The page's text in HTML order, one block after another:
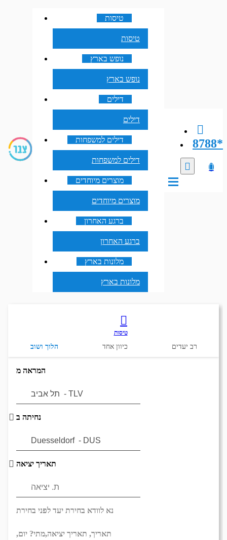
8788*
טיסות
טיסות
נופש בארץ
נופש בארץ
דילים
דילים
דילים למשפחות
דילים למשפחות
מוצרים מיוחדים
מוצרים מיוחדים
ברגע האחרון
ברגע האחרון
מלונות בארץ
מלונות בארץ
טיסות
הלוך ושוב כיוון אחד רב יעדים
המראה מ
נחיתה ב
תאריך יציאה
נא לוודא בחירת יעד לפני בחירת
תאריך, תאריך יציאה,מתי? יום,